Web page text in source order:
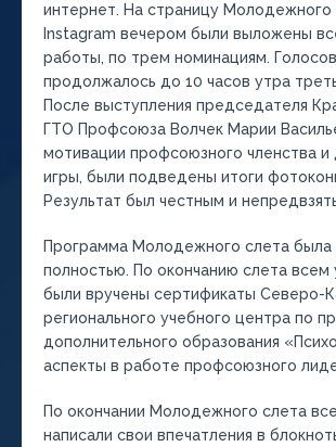
интернет. На страницу Молодежного
Instagram вечером были выложены
работы, по трем номинациям.
продолжалось до 10 часов утра
После выступления председателя
ГТО Профсоюза Волчек Марии
мотивации профсоюзного членства и
игры, были подведены итоги
Результат был честным и
Программа Молодежного слета была
полностью. По окончанию слета всем
были вручены сертификаты Северо-
регионального учебного центра по
дополнительного образования
аспекты в работе профсоюзного
По окончании Молодежного слета
написали свои впечатления в